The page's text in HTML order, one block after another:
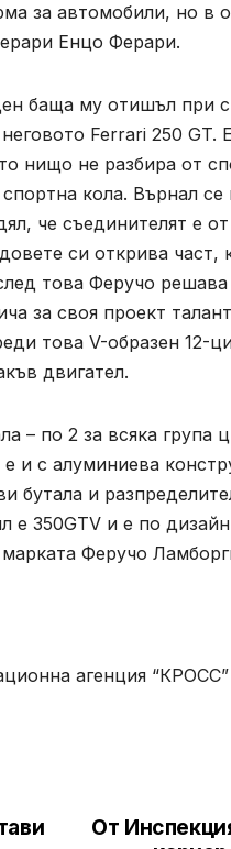
за автомобили, но в
Енцо Ферари.
баща му отишъл при
Ferrari 250
нищо не разбира от
кола. Върнал се
че съединителят е
си открива
това Феручо решава
за своя проект
това V-образен 12-
двигател.
– по 2 за всяка група
и с алуминиева
бутала и
е 350GTV и е по
Феручо
агенция “КРОСС”
От